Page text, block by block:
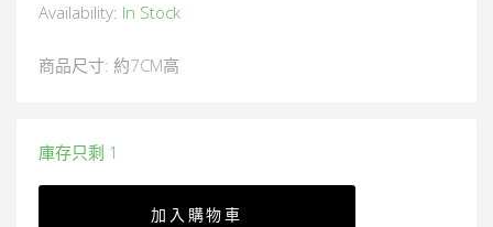
Availability: In Stock
商品尺寸: 約7CM高
庫存只剩 1
加入購物車